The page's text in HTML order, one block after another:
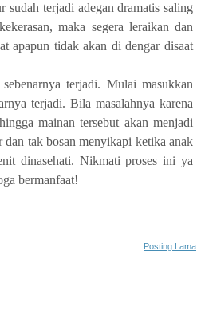
sudah terjadi adegan dramatis saling
maka segera leraikan dan
apapun tidak akan di dengar disaat
terjadi. Mulai masukkan
terjadi. Bila masalahnya karena
mainan tersebut akan menjadi
dan tak bosan menyikapi ketika anak
dinasehati. Nikmati proses ini ya
bermanfaat!
Posting Lama